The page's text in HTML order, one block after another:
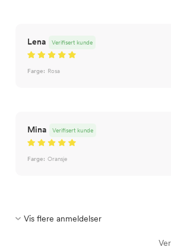
Lena Verifisert kunde
Farge: Rosa
Mina Verifisert kunde
Farge: Oransje
Vis flere anmeldelser